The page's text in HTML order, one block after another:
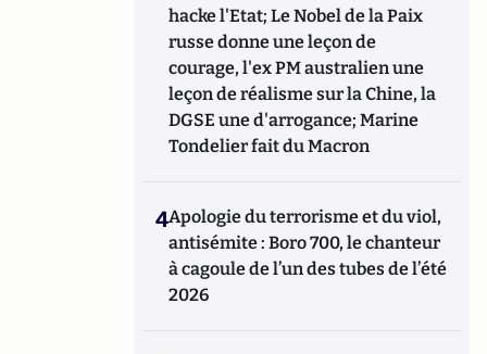
littérature et à ceux qui la font : « Atlantico-
Litterati ».
hacke l'Etat; Le Nobel de la Paix
russe donne une leçon de
courage, l'ex PM australien une
leçon de réalisme sur la Chine, la
DGSE une d'arrogance; Marine
Tondelier fait du Macron
4Apologie du terrorisme et du viol,
antisémite : Boro 700, le chanteur
à cagoule de l’un des tubes de l’été
2026